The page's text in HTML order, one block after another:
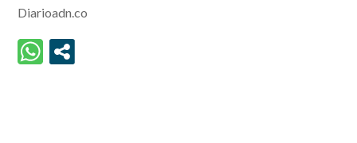
Diarioadn.co